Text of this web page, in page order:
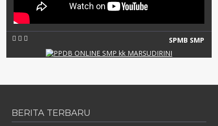
SPMB SMP
BERITA TERBARU